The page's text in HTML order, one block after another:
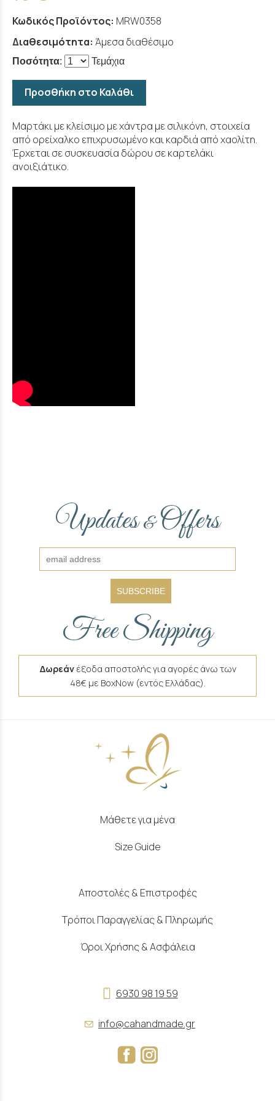
Κωδικός Προϊόντος: MRW0358
Διαθεσιμότητα: Άμεσα διαθέσιμο
Ποσότητα: Τεμάχια
Προσθήκη στο Καλάθι
Μαρτάκι με κλείσιμο με χάντρα με σιλικόνη, στοιχεία
από ορείχαλκο επιχρυσωμένο και καρδιά από χαολίτη.
Έρχεται σε συσκευασία δώρου σε καρτελάκι
ανοιξιάτικο.
Updates&Offers
SUBSCRIBE
Free Shipping
Δωρεάν έξοδα αποστολής για αγορές άνω των
48€ με BoxNow (εντός Ελλάδας).
Μάθετε για μένα
Size Guide
Αποστολές & Επιστροφές
Τρόποι Παραγγελίας & Πληρωμής
Όροι Χρήσης & Ασφάλεια
6930 98 19 59
info@cahandmade.gr